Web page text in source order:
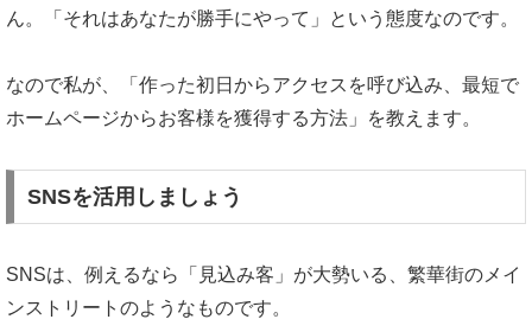
ん。「それはあなたが勝手にやって」という態度なのです。
なので私が、「作った初日からアクセスを呼び込み、最短で
ホームページからお客様を獲得する方法」を教えます。
SNSを活用しましょう
SNSは、例えるなら「見込み客」が大勢いる、繁華街のメイ
ンストリートのようなものです。